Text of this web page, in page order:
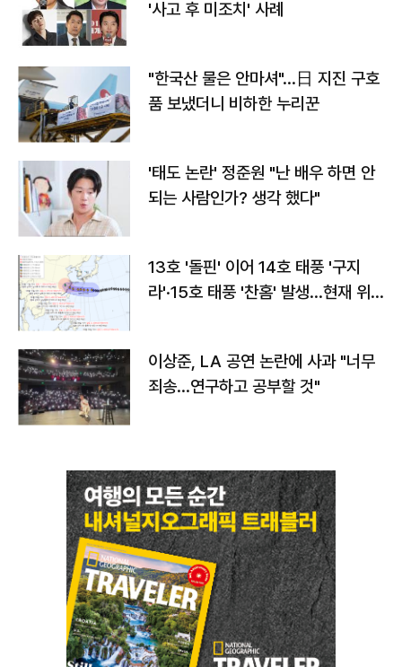
'사고 후 미조치' 사례
"한국산 물은 안마셔"…日 지진 구호
품 보냈더니 비하한 누리꾼
'태도 논란' 정준원 "난 배우 하면 안
되는 사람인가? 생각 했다"
13호 '돌핀' 이어 14호 태풍 '구지
라'·15호 태풍 '찬홈' 발생…현재 위
이상준, LA 공연 논란에 사과 "너무
죄송…연구하고 공부할 것"